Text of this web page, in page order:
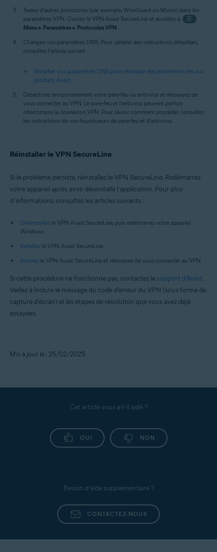
Testez d’autres protocoles (par exemple, WireGuard ou Mimic) dans les
paramètres VPN. Ouvrez le VPN Avast SecureLine et accédez à
☰
Menu ▸ Paramètres ▸ Protocoles VPN.
Changez vos paramètres DNS. Pour obtenir des instructions détaillées,
consultez l’article suivant :
Modifier vos paramètres DNS pour résoudre des problèmes liés aux
produits Avast
Désactivez temporairement votre pare-feu ou antivirus et réessayez de
vous connecter au VPN. Le pare-feu et l’antivirus peuvent parfois
interrompre la connexion VPN. Pour savoir comment procéder, consultez
les instructions de vos fournisseurs de pare-feu et d’antivirus.
Réinstaller le VPN SecureLine
Si le problème persiste, réinstallez le VPN SecureLine. Redémarrez
votre appareil après avoir désinstallé l’application. Pour plus
d’informations, consultez les articles suivants :
Désinstallez le VPN Avast SecureLine, puis redémarrez votre appareil
Windows.
Installez le VPN Avast SecureLine.
Activez le VPN Avast SecureLine et réessayez de vous connecter au VPN.
Si cette procédure ne fonctionne pas, contactez le support d’Avast.
Veillez à inclure le message du code d’erreur du VPN (sous forme de
capture d’écran) et les étapes de résolution que vous avez déjà
essayées.
Mis à jour le : 25/02/2025
Cet article vous a-t-il aidé ?
OUI NON
Besoin d’aide supplémentaire ?
CONTACTEZ-NOUS